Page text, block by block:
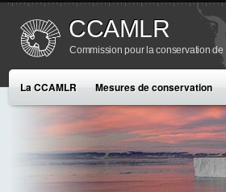
CCAMLR
Commission pour la conservation
La CCAMLR Mesures de conservation